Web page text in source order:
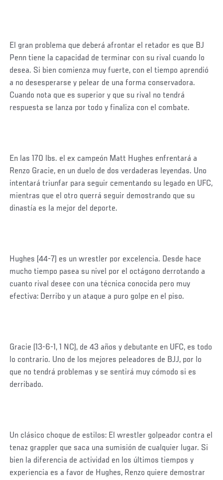
El gran problema que deberá afrontar el retador es que BJ
Penn tiene la capacidad de terminar con su rival cuando lo
desea. Si bien comienza muy fuerte, con el tiempo aprendió
a no desesperarse y pelear de una forma conservadora.
Cuando nota que es superior y que su rival no tendrá
respuesta se lanza por todo y finaliza con el combate.
En las 170 lbs. el ex campeón Matt Hughes enfrentará a
Renzo Gracie, en un duelo de dos verdaderas leyendas. Uno
intentará triunfar para seguir cementando su legado en UFC,
mientras que el otro querrá seguir demostrando que su
dinastía es la mejor del deporte.
Hughes (44-7) es un wrestler por excelencia. Desde hace
mucho tiempo pasea su nivel por el octágono derrotando a
cuanto rival desee con una técnica conocida pero muy
efectiva: Derribo y un ataque a puro golpe en el piso.
Gracie (13-6-1, 1 NC), de 43 años y debutante en UFC, es todo
lo contrario. Uno de los mejores peleadores de BJJ, por lo
que no tendrá problemas y se sentirá muy cómodo si es
derribado.
Un clásico choque de estilos: El wrestler golpeador contra el
tenaz grappler que saca una sumisión de cualquier lugar. Si
bien la diferencia de actividad en los últimos tiempos y
experiencia es a favor de Hughes, Renzo quiere demostrar